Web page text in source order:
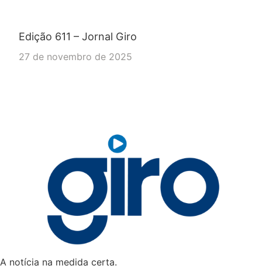
Edição 611 – Jornal Giro
27 de novembro de 2025
A notícia na medida certa.